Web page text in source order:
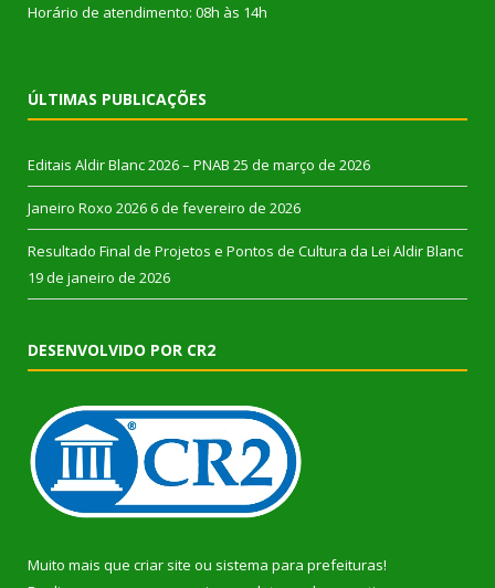
Horário de atendimento: 08h às 14h
ÚLTIMAS PUBLICAÇÕES
Editais Aldir Blanc 2026 – PNAB 25 de março de 2026
Janeiro Roxo 2026 6 de fevereiro de 2026
Resultado Final de Projetos e Pontos de Cultura da Lei Aldir Blanc
19 de janeiro de 2026
DESENVOLVIDO POR CR2
Muito mais que criar site ou sistema para prefeituras!